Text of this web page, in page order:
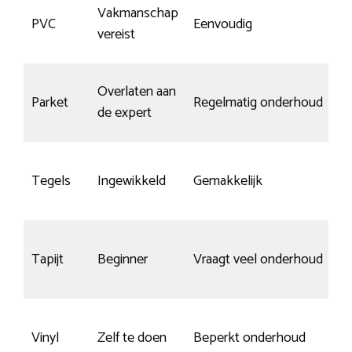
PVC
Vakmanschap
vereist
Eenvoudig
Parket
Overlaten aan
de expert
Regelmatig onderhoud
Tegels Ingewikkeld Gemakkelijk
Tapijt Beginner Vraagt veel onderhoud
Vinyl Zelf te doen Beperkt onderhoud